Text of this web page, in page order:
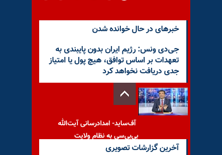
خبرهای در حال خوانده شدن
جی‌دی ونس: رژیم ایران بدون پایبندی به
تعهدات بر اساس توافق، هیچ پول یا امتیاز
جدی دریافت نخواهد کرد
آف‌ساید- امدادرسانی آیت‌الله
بی‌بی‌سی به نظام ولایت
آخرین گزارشات تصویری